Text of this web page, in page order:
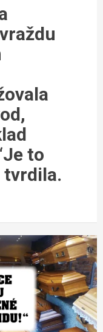
to
tvrdila.